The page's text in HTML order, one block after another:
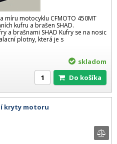
míru motocyklu CFMOTO 450MT
kufru a brašen SHAD.
a brašnami SHAD Kufry se na nosic
plotny, která je s
skladom
Do košíka
kryty motoru